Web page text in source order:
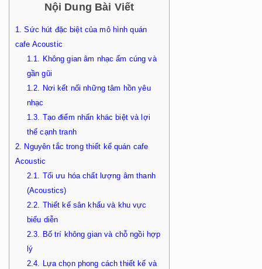
Nội Dung Bài Viết
1. Sức hút đặc biệt của mô hình quán
cafe Acoustic
1.1. Không gian âm nhạc ấm cúng và
gần gũi
1.2. Nơi kết nối những tâm hồn yêu
nhạc
1.3. Tạo điểm nhấn khác biệt và lợi
thế cạnh tranh
2. Nguyên tắc trong thiết kế quán cafe
Acoustic
2.1. Tối ưu hóa chất lượng âm thanh
(Acoustics)
2.2. Thiết kế sân khấu và khu vực
biểu diễn
2.3. Bố trí không gian và chỗ ngồi hợp
lý
2.4. Lựa chọn phong cách thiết kế và